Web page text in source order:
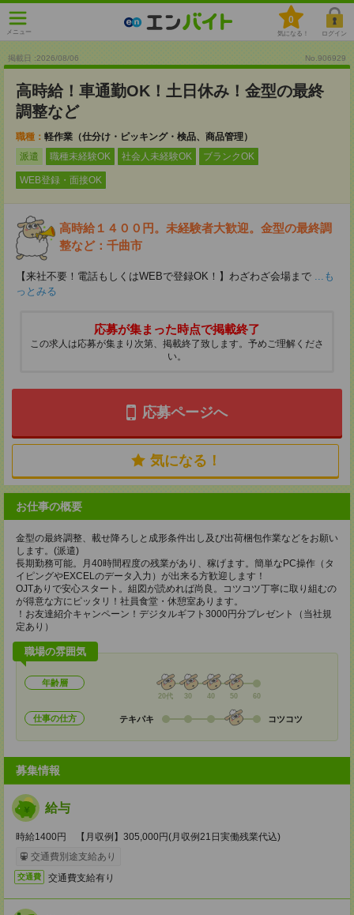
メニュー
0
気になる！ ログイン
掲載日 :2026/08/06 No.906929
高時給！車通勤OK！土日休み！金型の最終
調整など
職種： 軽作業（仕分け・ピッキング・検品、商品管理）
派遣
職種未経験OK 社会人未経験OK ブランクOK
WEB登録・面接OK
高時給１４００円。未経験者大歓迎。金型の最終調
整など：千曲市
【来社不要！電話もしくはWEBで登録OK！】わざわざ会場まで ...も
っとみる
応募が集まった時点で掲載終了
この求人は応募が集まり次第、掲載終了致します。予めご理解くださ
い。
応募ページへ
気になる！
お仕事の概要
金型の最終調整、載せ降ろしと成形条件出し及び出荷梱包作業などをお願い
します。(派遣)
長期勤務可能。月40時間程度の残業があり、稼げます。簡単なPC操作（タ
イピングやEXCELのデータ入力）が出来る方歓迎します！
OJTありで安心スタート。組図が読めれば尚良。コツコツ丁寧に取り組むの
が得意な方にピッタリ！社員食堂・休憩室あります。
！お友達紹介キャンペーン！デジタルギフト3000円分プレゼント（当社規
定あり）
職場の雰囲気
年齢層
20代 30 40 50 60
仕事の仕方 テキパキ コツコツ
募集情報
給与
時給1400円 【月収例】305,000円(月収例21日実働残業代込)
交通費別途支給あり
交通費 交通費支給有り